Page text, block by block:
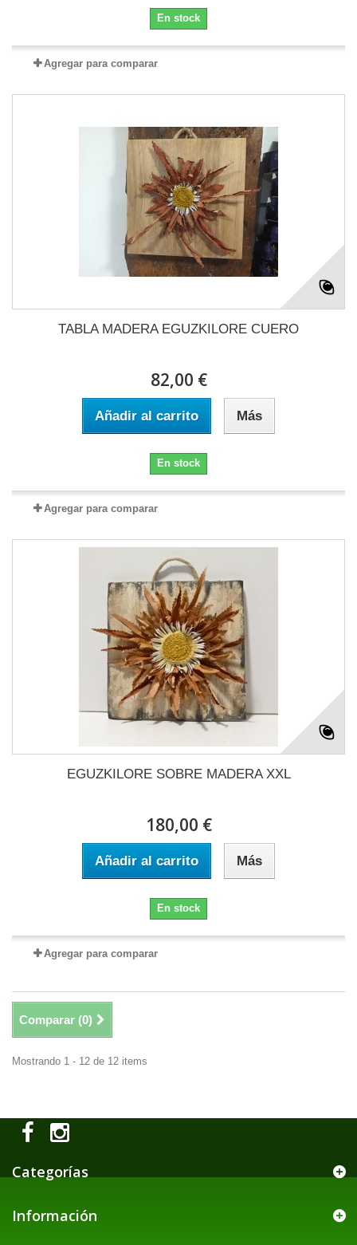
En stock
Agregar para comparar
TABLA MADERA EGUZKILORE CUERO
82,00 €
Añadir al carrito Más
En stock
Agregar para comparar
EGUZKILORE SOBRE MADERA XXL
180,00 €
Añadir al carrito Más
En stock
Agregar para comparar
Comparar (0)
Mostrando 1 - 12 de 12 items
Categorías
Información